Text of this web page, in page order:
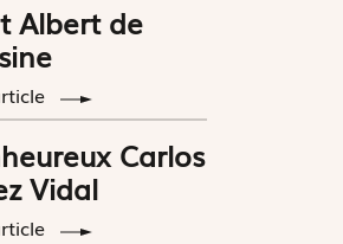
Albert de
Carlos
Vidal